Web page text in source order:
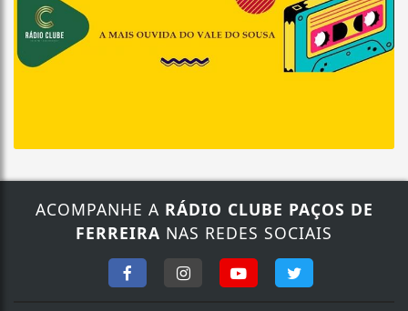
ACOMPANHE A RÁDIO CLUBE PAÇOS DE
FERREIRA NAS REDES SOCIAIS